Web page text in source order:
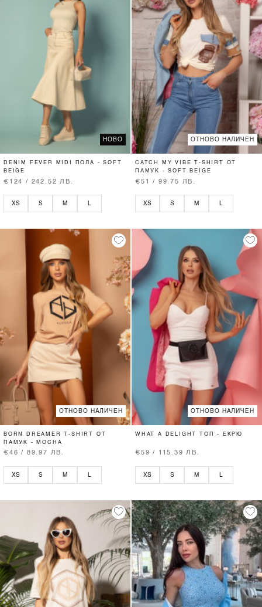
НОВО
DENIM FEVER MIDI ПОЛА - SOFT
BEIGE
€124 / 242.52 ЛВ.
XS S M L
ОТНОВО НАЛИЧЕН
CATCH MY VIBE T-SHIRT ОТ
ПАМУК - SOFT BEIGE
€51 / 99.75 ЛВ.
XS S M L
ОТНОВО НАЛИЧЕН
BORN DREAMER T-SHIRT ОТ
ПАМУК - MOCHA
€46 / 89.97 ЛВ.
XS S M
ОТНОВО НАЛИЧЕН
WHAT A DELIGHT ТОП - ЕКРЮ
€59 / 115.39 ЛВ.
XS S M